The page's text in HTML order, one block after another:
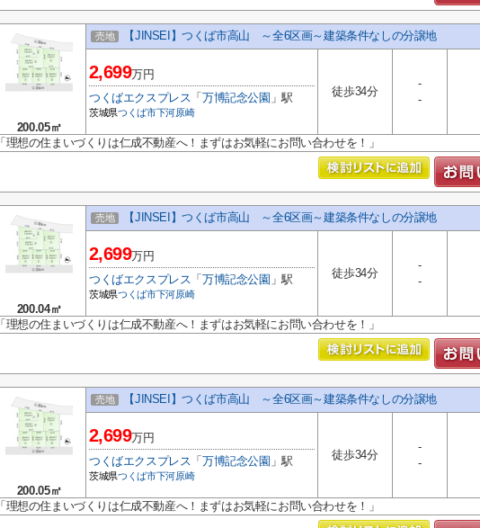
200.05㎡
売地 【JINSEI】つくば市高山 ～全6区画～建築条件なしの分譲地
2,699万円
つくばエクスプレス 「万博記念公園 」駅
茨城県つくば市下河原崎
徒歩34分
-
-
「理想の住まいづくりは仁成不動産へ！まずはお気軽にお問い合わせを！」
200.04㎡
売地 【JINSEI】つくば市高山 ～全6区画～建築条件なしの分譲地
2,699万円
つくばエクスプレス 「万博記念公園 」駅
茨城県つくば市下河原崎
徒歩34分
-
-
「理想の住まいづくりは仁成不動産へ！まずはお気軽にお問い合わせを！」
200.05㎡
売地 【JINSEI】つくば市高山 ～全6区画～建築条件なしの分譲地
2,699万円
つくばエクスプレス 「万博記念公園 」駅
茨城県つくば市下河原崎
徒歩34分
-
-
「理想の住まいづくりは仁成不動産へ！まずはお気軽にお問い合わせを！」